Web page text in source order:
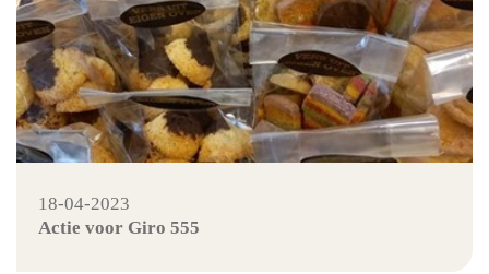
18-04-2023
Actie voor Giro 555